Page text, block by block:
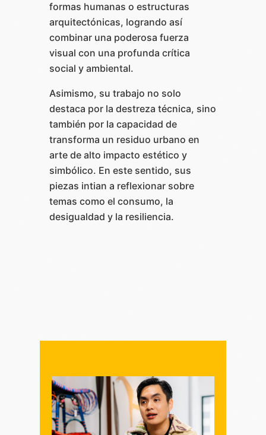
formas humanas o estructuras
arquitectónicas, logrando así
combinar una poderosa fuerza
visual con una profunda crítica
social y ambiental.
Asimismo, su trabajo no solo
destaca por la destreza técnica, sino
también por la capacidad de
transforma un residuo urbano en
arte de alto impacto estético y
simbólico. En este sentido, sus
piezas intian a reflexionar sobre
temas como el consumo, la
desigualdad y la resiliencia.